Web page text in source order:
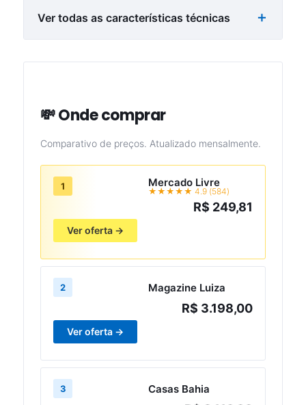
Ver todas as características técnicas
💸 Onde comprar
Comparativo de preços. Atualizado mensalmente.
1 Mercado Livre
★★★★★ 4.9 (584)
R$ 249,81
Ver oferta →
2 Magazine Luiza
R$ 3.198,00
Ver oferta →
3 Casas Bahia